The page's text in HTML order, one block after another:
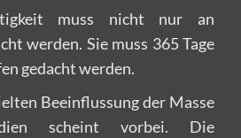
muss nicht nur an
werden. Sie muss 365 Tage
gedacht werden.
Beeinflussung der Masse
scheint vorbei. Die